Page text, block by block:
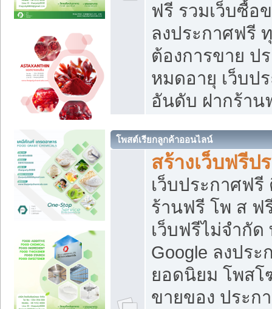
ฟรี รวมเว็บซื้อ
ลงประกาศฟรี
ต้องการขาย ป
หมดอายุ เว็บป
อันดับ ฝากร้าน
โพสต์เรียกลูกค้าออนไลน์
สร้างเว็บฟรีป
เว็บประกาศฟ
ร้านฟรี โพ ส ฟ
เว็บฟรีไม่จำกัด
Google ลงประ
ยอดนิยม โพส
ขายของ ประก